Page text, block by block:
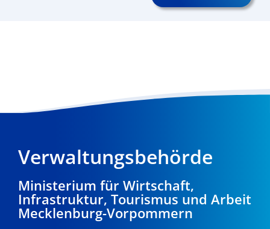
Verwaltungsbehörde
Ministerium für Wirtschaft,
Infrastruktur, Tourismus und Arbeit
Mecklenburg-Vorpommern